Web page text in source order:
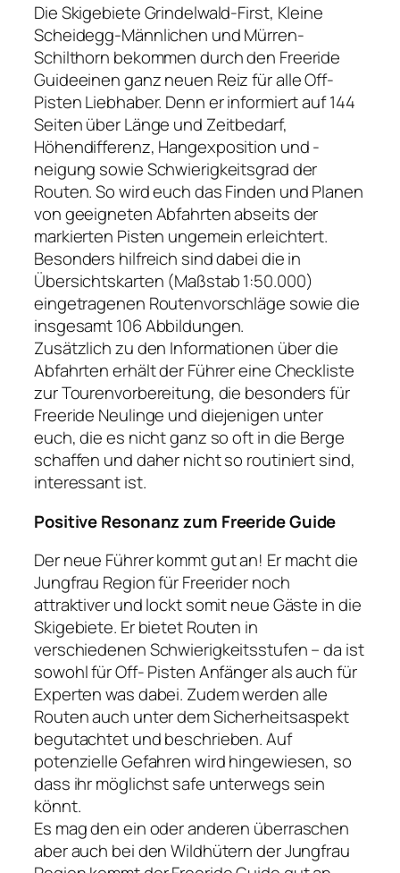
Die Skigebiete Grindelwald-First, Kleine
Scheidegg-Männlichen und Mürren-
Schilthorn bekommen durch den Freeride
Guideeinen ganz neuen Reiz für alle Off-
Pisten Liebhaber. Denn er informiert auf 144
Seiten über Länge und Zeitbedarf,
Höhendifferenz, Hangexposition und -
neigung sowie Schwierigkeitsgrad der
Routen. So wird euch das Finden und Planen
von geeigneten Abfahrten abseits der
markierten Pisten ungemein erleichtert.
Besonders hilfreich sind dabei die in
Übersichtskarten (Maßstab 1:50.000)
eingetragenen Routenvorschläge sowie die
insgesamt 106 Abbildungen.
Zusätzlich zu den Informationen über die
Abfahrten erhält der Führer eine Checkliste
zur Tourenvorbereitung, die besonders für
Freeride Neulinge und diejenigen unter
euch, die es nicht ganz so oft in die Berge
schaffen und daher nicht so routiniert sind,
interessant ist.
Positive Resonanz zum Freeride Guide
Der neue Führer kommt gut an! Er macht die
Jungfrau Region für Freerider noch
attraktiver und lockt somit neue Gäste in die
Skigebiete. Er bietet Routen in
verschiedenen Schwierigkeitsstufen – da ist
sowohl für Off- Pisten Anfänger als auch für
Experten was dabei. Zudem werden alle
Routen auch unter dem Sicherheitsaspekt
begutachtet und beschrieben. Auf
potenzielle Gefahren wird hingewiesen, so
dass ihr möglichst safe unterwegs sein
könnt.
Es mag den ein oder anderen überraschen
aber auch bei den Wildhütern der Jungfrau